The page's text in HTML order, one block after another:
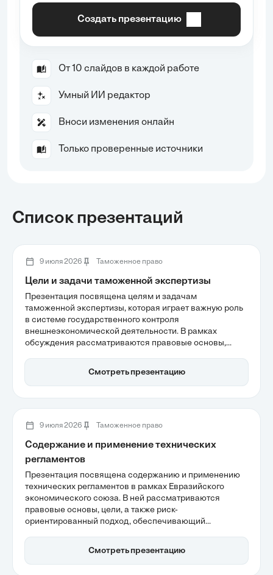
Создать презентацию
От 10 слайдов в каждой работе
Умный ИИ редактор
Вноси изменения онлайн
Только проверенные источники
Список презентаций
9 июля 2026 Таможенное право
Цели и задачи таможенной экспертизы
Презентация посвящена целям и задачам
таможенной экспертизы, которая играет важную роль
в системе государственного контроля
внешнеэкономической деятельности. В рамках
обсуждения рассматриваются правовые основы,
защиты экономических интересов государства. Также
акцентируется внимание на выявлении
схемами.
Смотреть презентацию
9 июля 2026 Таможенное право
Содержание и применение технических
регламентов
Презентация посвящена содержанию и применению
технических регламентов в рамках Евразийского
экономического союза. В ней рассматриваются
правовые основы, цели, а также риск-
ориентированный подход, обеспечивающий
интересов. Также обсуждаются механизмы оценки
соответствия, которые формируют предсказуемую
Смотреть презентацию